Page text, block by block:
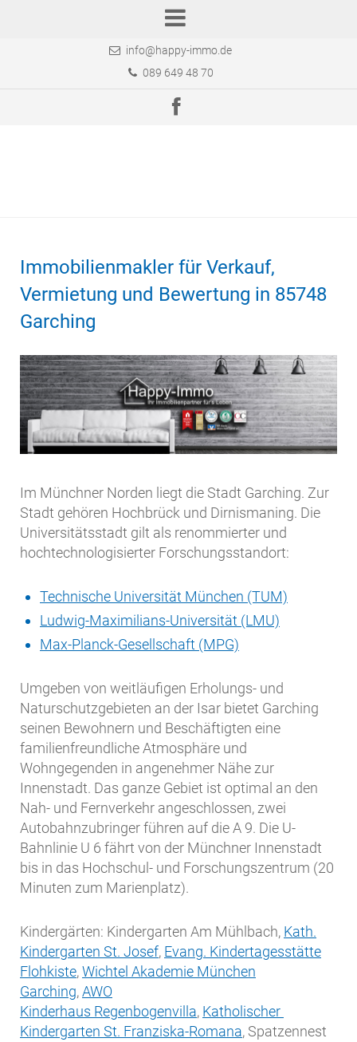
info@happy-immo.de
089 649 48 70
Immobilienmakler für Verkauf,
Vermietung und Bewertung in 85748
Garching
Im Münchner Norden liegt die Stadt Garching. Zur
Stadt gehören Hochbrück und Dirnismaning. Die
Universitätsstadt gilt als renommierter und
hochtechnologisierter Forschungsstandort:
Technische Universität München (TUM)
Ludwig-Maximilians-Universität (LMU)
Max-Planck-Gesellschaft (MPG)
Umgeben von weitläufigen Erholungs- und
Naturschutzgebieten an der Isar bietet Garching
seinen Bewohnern und Beschäftigten eine
familienfreundliche Atmosphäre und
Wohngegenden in angenehmer Nähe zur
Innenstadt. Das ganze Gebiet ist optimal an den
Nah- und Fernverkehr angeschlossen, zwei
Autobahnzubringer führen auf die A 9. Die U-
Bahnlinie U 6 fährt von der Münchner Innenstadt
bis in das Hochschul- und Forschungszentrum (20
Minuten zum Marienplatz).
Kindergärten: Kindergarten Am Mühlbach, Kath.
Kindergarten St. Josef, Evang. Kindertagesstätte
Flohkiste,Wichtel Akademie München
Garching,AWO
Kinderhaus Regenbogenvilla, Katholischer
Kindergarten St. Franziska-Romana, Spatzennest